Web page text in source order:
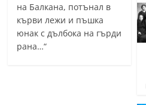
на Балкана, потънал в
кърви лежи и пъшка
юнак с дълбока на гърди
рана…“